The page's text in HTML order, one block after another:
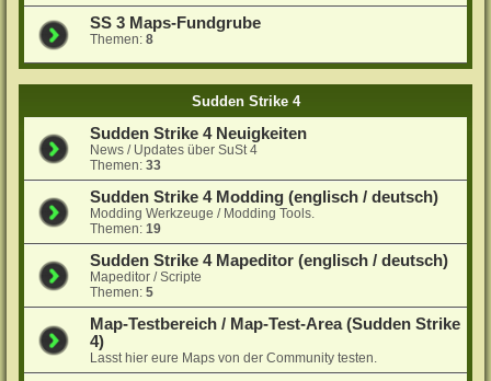
SS 3 Maps-Fundgrube
Themen:8
Sudden Strike 4
Sudden Strike 4 Neuigkeiten
News / Updates über SuSt 4
Themen:33
Sudden Strike 4 Modding (englisch / deutsch)
Modding Werkzeuge / Modding Tools.
Themen:19
Sudden Strike 4 Mapeditor (englisch / deutsch)
Mapeditor / Scripte
Themen:5
Map-Testbereich / Map-Test-Area (Sudden Strike
4)
Lasst hier eure Maps von der Community testen.